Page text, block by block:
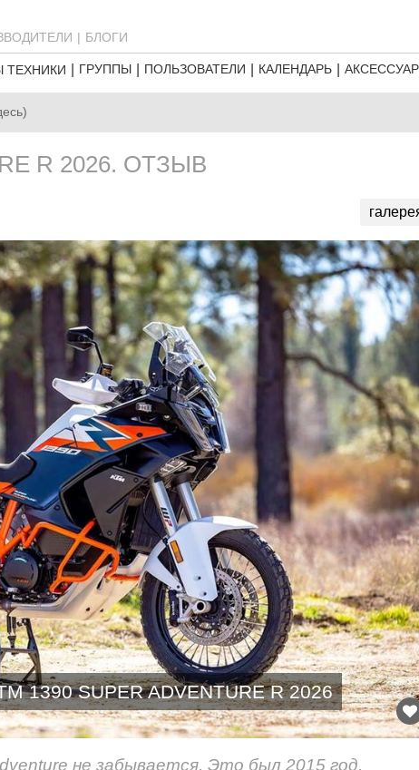
БЛОГИ
ТЕХНИКИ ГРУППЫ ПОЛЬЗОВАТЕЛИ КАЛЕНДАРЬ
R 2026. ОТЗЫВ
1390 SUPER ADVENTURE R 2026
не забывается. Это был 2015 год,